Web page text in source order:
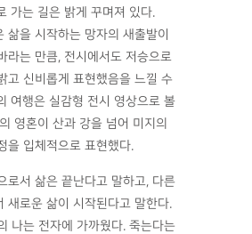
가는 길은 밝게 꾸며져 있다.
삶을 시작하는 망자의 새출발이
라는 만큼, 전시에서도 저승으로
고 신비롭게 표현했음을 느낄 수
여행은 실감형 전시 영상으로 볼
영혼이 산과 강을 넘어 미지의
을 입체적으로 표현했다.
로서 삶은 끝난다고 말하고, 다른
새로운 삶이 시작된다고 말한다.
나는 전자에 가까웠다. 죽는다는